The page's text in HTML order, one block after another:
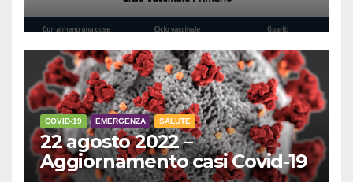
COVID-19 EMERGENZA SALUTE
22 agosto 2022 –
Aggiornamento casi Covid-19